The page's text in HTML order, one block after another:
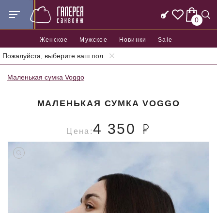
0
Женское Мужское Новинки Sale
Пожалуйста, выберите ваш пол.
Главная Женские сумки Женские маленькие сумки
Маленькая сумка Voggo
МАЛЕНЬКАЯ СУМКА VOGGO
Цена:4 350